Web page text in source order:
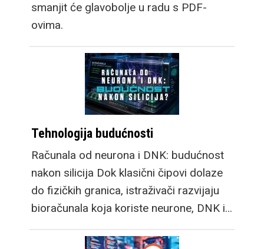
smanjit će glavobolje u radu s PDF-
ovima.
Tehnologija budućnosti
Računala od neurona i DNK: budućnost
nakon silicija Dok klasični čipovi dolaze
do fizičkih granica, istraživači razvijaju
bioračunala koja koriste neurone, DNK i…